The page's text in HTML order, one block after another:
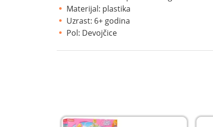
Materijal: plastika
Uzrast: 6+ godina
Pol: Devojčice